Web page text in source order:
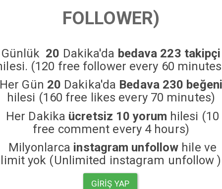
FOLLOWER)
Günlük 20 Dakika'da bedava 223 takipçi
(120 free follower every 60
Her Gün 20 Dakika'da Bedava 230 beğeni
hilesi (160 free likes every 70 minutes)
Her Dakika ücretsiz 10 yorum hilesi (10
free comment every 4 hours)
Milyonlarca instagram unfollow hile ve
limit yok (Unlimited instagram unfollow )
GIRIŞ YAP